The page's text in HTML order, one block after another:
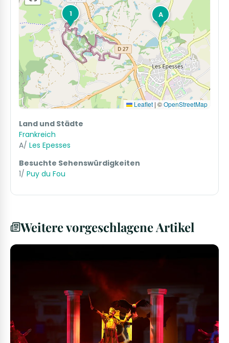
1 A
Leaflet |©OpenStreetMap
Land und Städte
Frankreich
A/ Les Epesses
Besuchte Sehenswürdigkeiten
1/ Puy du Fou
Weitere vorgeschlagene Artikel